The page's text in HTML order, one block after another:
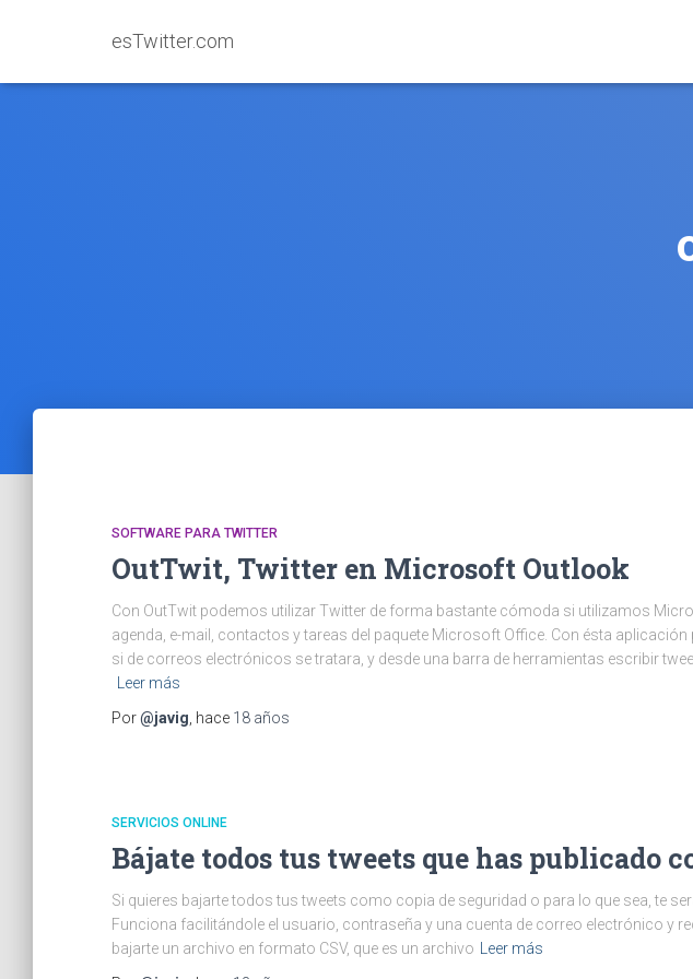
esTwitter.com
SOFTWARE PARA TWITTER
OutTwit, Twitter en Microsoft Outlook
Con OutTwit podemos utilizar Twitter de forma bastante cómoda si utilizamos
agenda, e-mail, contactos y tareas del paquete Microsoft Office. Con ésta
si de correos electrónicos se tratara, y desde una barra de herramientas escribir
Leer más
Por@javig , hace 18 años
SERVICIOS ONLINE
Bájate todos tus tweets que has publicado
Si quieres bajarte todos tus tweets como copia de seguridad o para lo que sea, te
Funciona facilitándole el usuario, contraseña y una cuenta de correo electrónico y
bajarte un archivo en formato CSV, que es un archivo
Leer más